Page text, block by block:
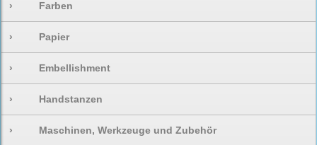
› Farben
› Papier
› Embellishment
› Handstanzen
› Maschinen, Werkzeuge und Zubehör